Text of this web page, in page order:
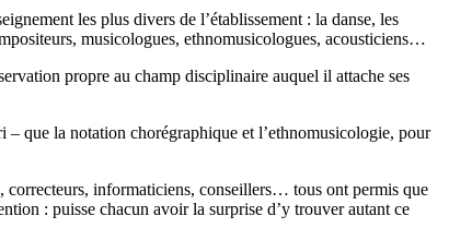
les plus divers de l’établissement : la danse, les
musicologues, ethnomusicologues, acousticiens…
propre au champ disciplinaire auquel il attache ses
– que la notation chorégraphique et l’ethnomusicologie, pour
correcteurs, informaticiens, conseillers… tous ont permis que
: puisse chacun avoir la surprise d’y trouver autant ce